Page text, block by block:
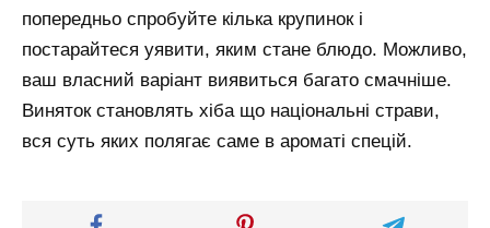
попередньо спробуйте кілька крупинок і
постарайтеся уявити, яким стане блюдо. Можливо,
ваш власний варіант виявиться багато смачніше.
Виняток становлять хіба що національні страви,
вся суть яких полягає саме в ароматі спецій.